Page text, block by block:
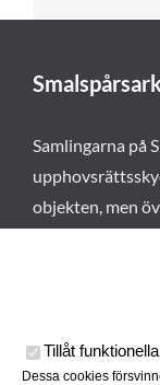
Samlingarna på
objekten, men
Tillåt
Dessa cookies